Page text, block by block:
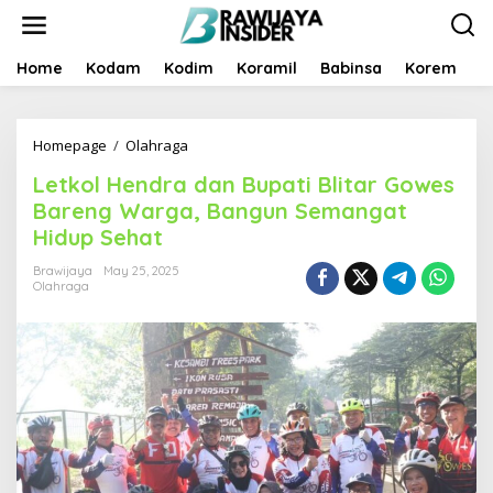
t
Home Kodam Kodim Koramil Babinsa Korem
Homepage / Olahraga
k
o
d
r
a
d
a
n
B
u
p
Letkol Hendra dan Bupati Blitar Gowes
Bareng Warga, Bangun Semangat
Hidup Sehat
Brawijaya
May 25, 2025
Olahraga